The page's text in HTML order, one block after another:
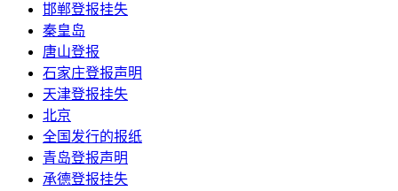
邯郸登报挂失
秦皇岛
唐山登报
石家庄登报声明
天津登报挂失
北京
全国发行的报纸
青岛登报声明
承德登报挂失